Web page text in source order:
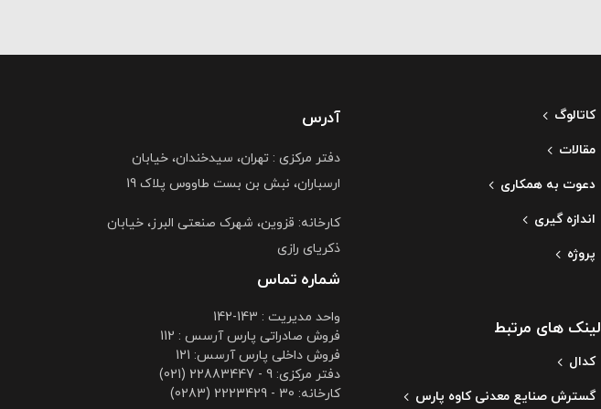
کاتالوگ
مقالات
دعوت به همکاری
اندازه گیری
پروژه
لینک های مرتبط
کدال
گسترش صنایع معدنی کاوه پارس
آدرس
دفتر مرکزی : تهران، سیدخندان، خیابان
ارسباران، نبش بن بست طاووس پلاک 19
کارخانه: قزوین، شهرک صنعتی البرز، خیابان
ذکریای رازی
شماره تماس
واحد مدیریت : 143-142
فروش صادراتی پارس آرسس : 112
فروش داخلی پارس آرسس: 121
دفتر مرکزی: 9 - 22883447 (021)
کارخانه: 30 - 2223429 (0283)